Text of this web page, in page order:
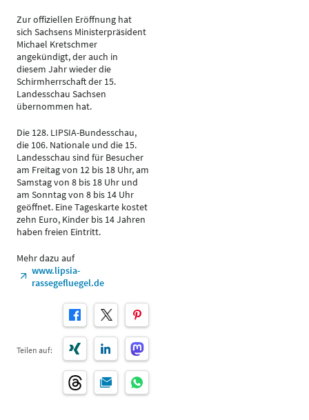
Zur offiziellen Eröffnung hat
sich Sachsens Ministerpräsident
Michael Kretschmer
angekündigt, der auch in
diesem Jahr wieder die
Schirmherrschaft der 15.
Landesschau Sachsen
übernommen hat.
Die 128. LIPSIA-Bundesschau,
die 106. Nationale und die 15.
Landesschau sind für Besucher
am Freitag von 12 bis 18 Uhr, am
Samstag von 8 bis 18 Uhr und
am Sonntag von 8 bis 14 Uhr
geöffnet. Eine Tageskarte kostet
zehn Euro, Kinder bis 14 Jahren
haben freien Eintritt.
Mehr dazu auf
www.lipsia-
rassegefluegel.de
Teilen auf: